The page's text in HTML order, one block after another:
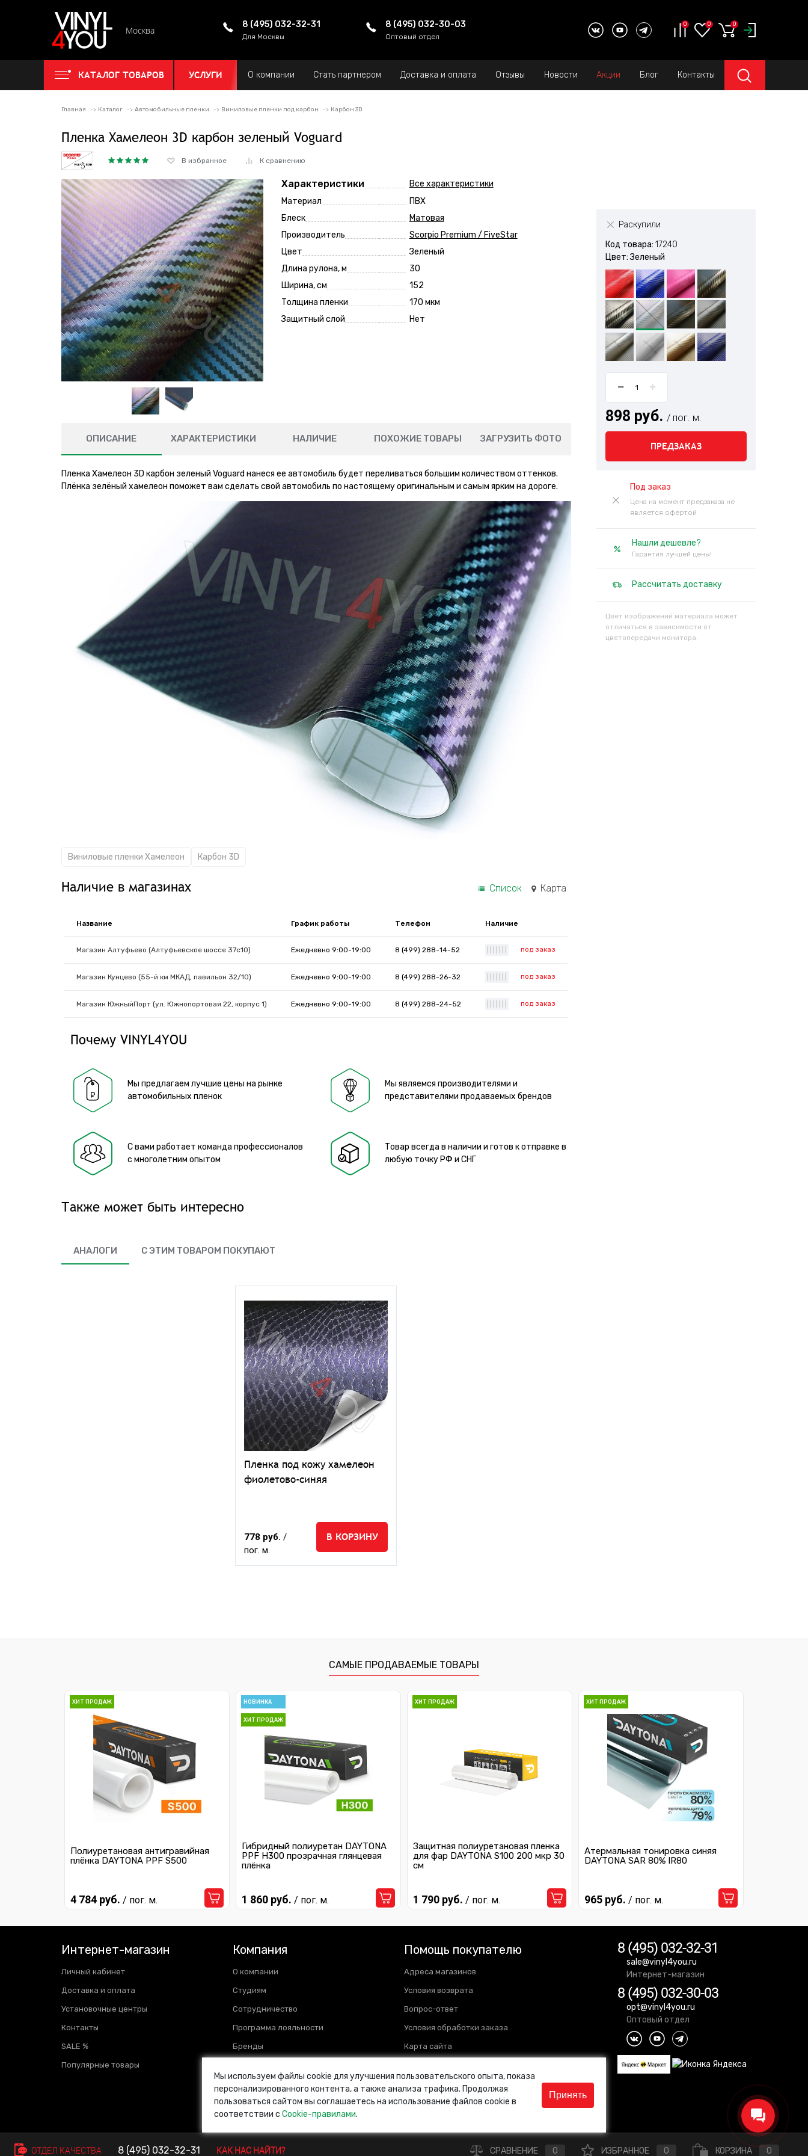
Москва
8 (495) 032-32-31
Для Москвы
8 (495) 032-30-03
Оптовый отдел
0 0 0
КАТАЛОГ ТОВАРОВ УСЛУГИ О компании Стать партнером Доставка и оплата Отзывы Новости Акции Блог Контакты
Главная Каталог Автомобильные пленки Виниловые пленки под карбон Карбон 3D
Пленка Хамелеон 3D карбон зеленый Voguard
В избранное К сравнению
Характеристики
Все характеристики
Материал
ПВХ
Блеск
Матовая
Производитель
Scorpio Premium / FiveStar
Цвет
Зеленый
Длина рулона, м
30
Ширина, см
152
Толщина пленки
170 мкм
Защитный слой
Нет
Раскупили
Код товара: 17240
Цвет: Зеленый
898 руб. / пог. м.
ПРЕДЗАКАЗ
Под заказ
Цена на момент предзаказа не
является офертой
Нашли дешевле?
Гарантия лучшей цены!
Рассчитать доставку
Цвет изображений материала может
отличаться в зависимости от
цветопередачи монитора.
ОПИСАНИЕ ХАРАКТЕРИСТИКИ НАЛИЧИЕ ПОХОЖИЕ ТОВАРЫ ЗАГРУЗИТЬ ФОТО
Пленка Хамелеон 3D карбон зеленый Voguard нанеся ее автомобиль будет переливаться большим количеством оттенков.
Плёнка зелёный хамелеон поможет вам сделать свой автомобиль по настоящему оригинальным и самым ярким на дороге.
Виниловые пленки Хамелеон Карбон 3D
Наличие в магазинах Список Карта
Название График работы Телефон Наличие
Магазин Алтуфьево (Алтуфьевское шоссе 37с10) Ежедневно 9:00-19:00 8 (499) 288-14-52 под заказ
Магазин Кунцево (55-й км МКАД, павильон 32/10) Ежедневно 9:00-19:00 8 (499) 288-26-32 под заказ
Магазин ЮжныйПорт (ул. Южнопортовая 22, корпус 1) Ежедневно 9:00-19:00 8 (499) 288-24-52 под заказ
Почему VINYL4YOU
Мы предлагаем лучшие цены на рынке
автомобильных пленок
Мы являемся производителями и
представителями продаваемых брендов
С вами работает команда профессионалов
с многолетним опытом
Товар всегда в наличии и готов к отправке в
любую точку РФ и СНГ
Также может быть интересно
АНАЛОГИ С ЭТИМ ТОВАРОМ ПОКУПАЮТ
Пленка под кожу хамелеон
фиолетово-синяя
778 руб./
пог. м.
В КОРЗИНУ
САМЫЕ ПРОДАВАЕМЫЕ ТОВАРЫ
ХИТ ПРОДАЖ
Полиуретановая антигравийная
плёнка DAYTONA PPF S500
4 784 руб. / пог. м.
НОВИНКА
ХИТ ПРОДАЖ
Гибридный полиуретан DAYTONA
PPF H300 прозрачная глянцевая
плёнка
1 860 руб. / пог. м.
ХИТ ПРОДАЖ
Защитная полиуретановая пленка
для фар DAYTONA S100 200 мкр 30
см
1 790 руб. / пог. м.
ХИТ ПРОДАЖ
Атермальная тонировка синяя
DAYTONA SAR 80% IR80
965 руб. / пог. м.
Интернет-магазин
Личный кабинет
Доставка и оплата
Установочные центры
Контакты
SALE %
Популярные товары
Компания
О компании
Студиям
Сотрудничество
Программа лояльности
Бренды
Новости
Блог
Помощь покупателю
Адреса магазинов
Условия возврата
Вопрос-ответ
Условия обработки заказа
Карта сайта
8 (495) 032-32-31
sale@vinyl4you.ru
Интернет-магазин
8 (495) 032-30-03
opt@vinyl4you.ru
Оптовый отдел
© VINYL4YOU 2013—2026. Все права защищены.
ОТДЕЛ КАЧЕСТВА 8 (495) 032-32-31 КАК НАС НАЙТИ? СРАВНЕНИЕ 0 ИЗБРАННОЕ 0 КОРЗИНА 0
Мы используем файлы cookie для улучшения пользовательского опыта, показа
персонализированного контента, а также анализа трафика. Продолжая
пользоваться сайтом вы соглашаетесь на использование файлов cookie в
соответствии с Cookie-правилами.
Принять